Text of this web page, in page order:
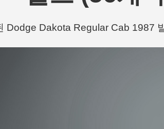
Dodge Dakota Regular Cab 1987